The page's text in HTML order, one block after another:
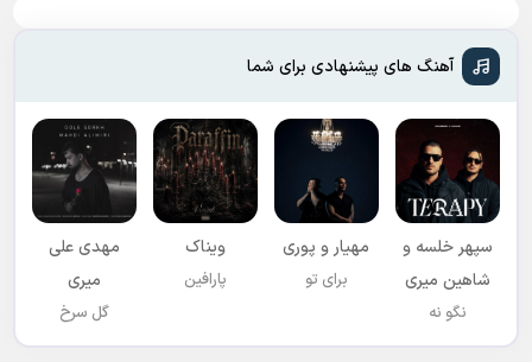
آهنگ های پیشنهادی برای شما
سپهر خلسه و
شاهین میری
نگو نه
مهیار و پوری
برای تو
ویناک
پارافین
مهدی علی
میری
گل سرخ